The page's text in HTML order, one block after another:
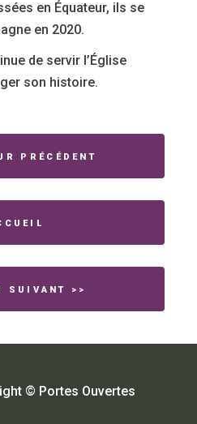
en Équateur, ils se
en 2020.
de servir l’Église
son histoire.
PRÉCÉDENT
SUIVANT >>
© Portes Ouvertes